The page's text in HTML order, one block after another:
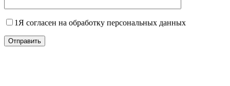
1Я согласен на обработку персональных данных